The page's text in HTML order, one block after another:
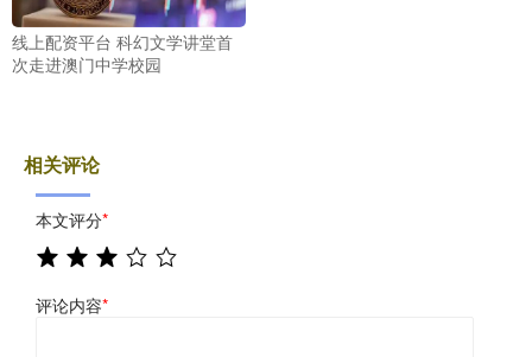
线上配资平台 科幻文学讲堂首
次走进澳门中学校园
相关评论
本文评分*
评论内容*